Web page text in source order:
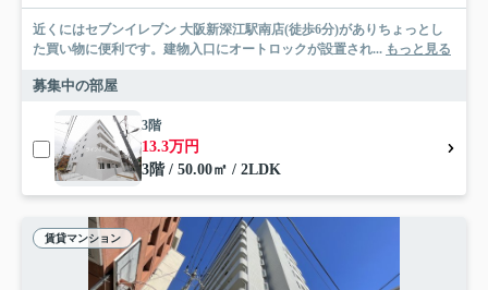
近くにはセブンイレブン 大阪新深江駅南店(徒歩6分)がありちょっとし
た買い物に便利です。建物入口にオートロックが設置され... もっと見る
募集中の部屋
3階
13.3万円
3階 / 50.00㎡ / 2LDK
賃貸マンション